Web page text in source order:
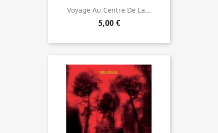
Voyage Au Centre De La...
5,00 €